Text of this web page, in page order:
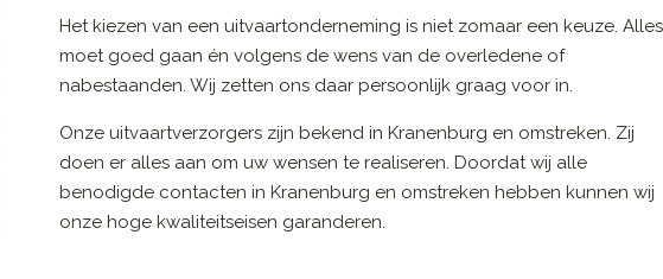
Het kiezen van een uitvaartonderneming is niet zomaar een keuze. Alles
moet goed gaan én volgens de wens van de overledene of
nabestaanden. Wij zetten ons daar persoonlijk graag voor in.
Onze uitvaartverzorgers zijn bekend in Kranenburg en omstreken. Zij
doen er alles aan om uw wensen te realiseren. Doordat wij alle
benodigde contacten in Kranenburg en omstreken hebben kunnen wij
onze hoge kwaliteitseisen garanderen.